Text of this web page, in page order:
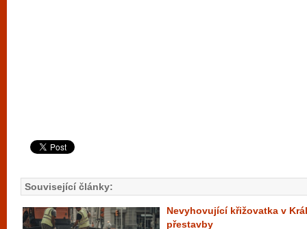
Související články:
Nevyhovující křižovatka v
přestavby